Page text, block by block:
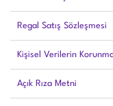
Regal Satış Sözleşmesi
Kişisel Verilerin
Açık Rıza Metni